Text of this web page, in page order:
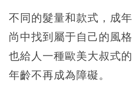
不同的髮量和款式，成
尚中找到屬于自己的風
也給人一種歐美大叔式
年齡不再成為障礙。